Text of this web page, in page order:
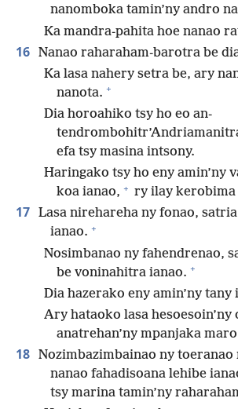
nanomboka tamin’ny andro
Ka mandra-pahita hoe nanao
16 Nanao raharaham-barotra be
Ka lasa nahery setra be, ary
nanota. +
Dia horoahiko tsy ho eo an-
efa tsy masina intsony.
Haringako tsy ho eny amin’ny
koa ianao, + ry ilay
17 Lasa nirehareha ny fonao,
ianao. +
Nosimbanao ny fahendrenao,
be voninahitra ianao. +
Dia hazerako eny amin’ny tany
Ary hataoko lasa hesoesoin’ny
anatrehan’ny mpanjaka
18 Nozimbazimbainao ny toeranao
nanao fahadisoana lehibe
tsy marina tamin’ny